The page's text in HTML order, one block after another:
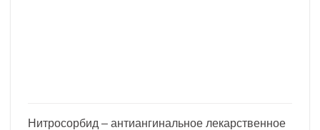
Нитросорбид – антиангинальное лекарственное